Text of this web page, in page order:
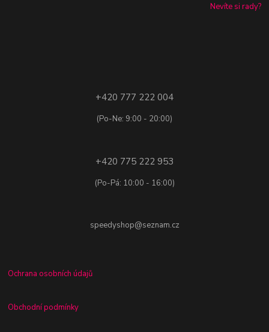
Nevíte si rady?
+420 777 222 004
(Po-Ne: 9:00 - 20:00)
+420 775 222 953
(Po-Pá: 10:00 - 16:00)
speedyshop@seznam.cz
Ochrana osobních údajů
Obchodní podmínky